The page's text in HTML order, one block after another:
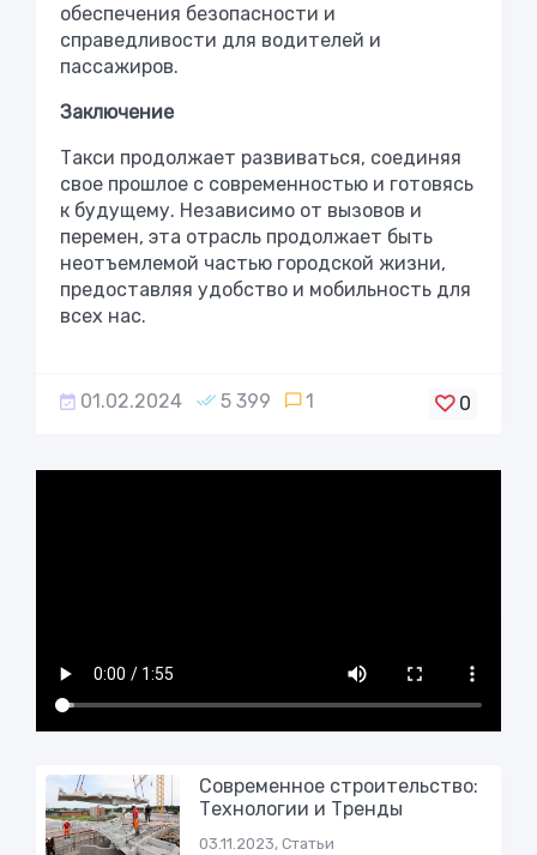
обеспечения безопасности и
справедливости для водителей и
пассажиров.
Заключение
Такси продолжает развиваться, соединяя
свое прошлое с современностью и готовясь
к будущему. Независимо от вызовов и
перемен, эта отрасль продолжает быть
неотъемлемой частью городской жизни,
предоставляя удобство и мобильность для
всех нас.
01.02.2024 5 399 1 0
Современное строительство:
Технологии и Тренды
03.11.2023, Статьи